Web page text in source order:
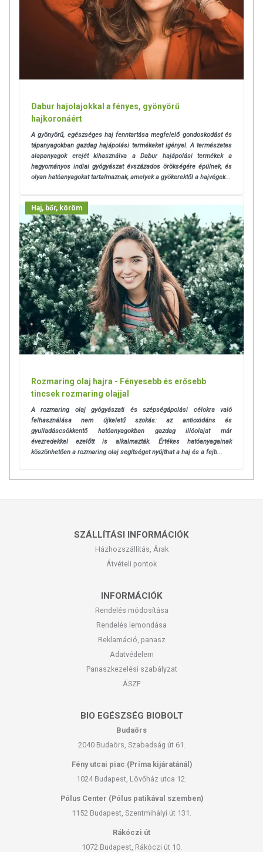
alkalmazási mennyiséget ne lépje túl! Ne használja irritált vagy sérült
bőrfelületen! Ne használja a készítményt, ha az összetevők
bármelyikére érzékeny vagy allergiás! Ha kiütés jelentkezik,
függessze fel a használatát! Gyermekektől elzárva tartandó.
Dabur hajolajokkal a fényes, gyönyörű
hajkoronáért
A gyönyörű, egészséges haj fenntartása megfelelő gondoskodást és
tápanyagokban gazdag hajápolási termékeket igényel.A természetes
alapanyagok erejét kihasználva a Dabur hajápolási termékek a
hagyományos indiai gyógyászat évszázados örökségére épülnek, és
olyan hatóanyagokat tartalmaznak, amelyek a gyökerektől a hajvégek...
Haj, bőr, köröm
Rozmaring olaj hajra - Fényesebb és erősebb
tincsek rozmaring olajjal
A rozmaring olaj gyógyászati és szépségápolási célokra való
felhasználása nem újkeletű szokás: az antioxidáns és
gyulladáscsökkentő hatóanyagokban gazdag illóolajat már
évezredekkel ezelőtt is alkalmazták. Értékes hatóanyagainak
köszönhetően a rozmaring olaj segítséget nyújthat a haj és a fejb...
SZÁLLÍTÁSI INFORMÁCIÓK
Házhozszállítás, Árak
Átvételi pontok
INFORMÁCIÓK
Rendelés módosítása
Rendelés lemondása
Reklamáció, panasz
Adatvédelem
Panaszkezelési szabályzat
ÁSZF
BIO EGÉSZSÉG BIOBOLT
Budaörs
2040 Budaörs, Szabadság út 61.
Fény utcai piac (Príma kijáratánál)
1024 Budapest, Lövőház utca 12.
Pólus Center (Pólus patikával szemben)
1152 Budapest, Szentmihályi út 131.
Rákóczi út
1072 Budapest, Rákóczi út 10.